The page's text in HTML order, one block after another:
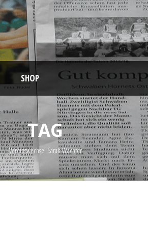
SHOP
TAG
Vereinswechsel Sarah Wachter